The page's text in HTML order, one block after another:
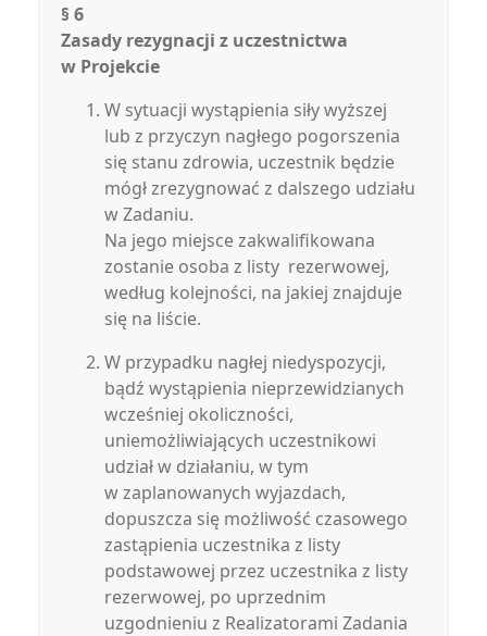
§ 6
Zasady rezygnacji z uczestnictwa
w Projekcie
W sytuacji wystąpienia siły wyższej
lub z przyczyn nagłego pogorszenia
się stanu zdrowia, uczestnik będzie
mógł zrezygnować z dalszego udziału
w Zadaniu.
Na jego miejsce zakwalifikowana
zostanie osoba z listy rezerwowej,
według kolejności, na jakiej znajduje
się na liście.
W przypadku nagłej niedyspozycji,
bądź wystąpienia nieprzewidzianych
wcześniej okoliczności,
uniemożliwiających uczestnikowi
udział w działaniu, w tym
w zaplanowanych wyjazdach,
dopuszcza się możliwość czasowego
zastąpienia uczestnika z listy
podstawowej przez uczestnika z listy
rezerwowej, po uprzednim
uzgodnieniu z Realizatorami Zadania